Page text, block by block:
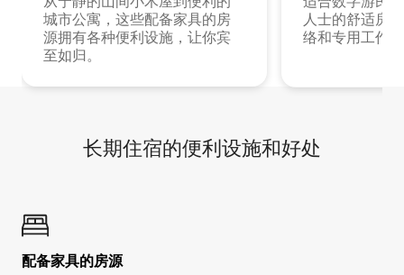
城市公寓，这些配备家具的房
源拥有各种便利设施，让你宾
至如归。
人士的舒适房
络和专用工作
长期住宿的便利设施和好处
配备家具的房源